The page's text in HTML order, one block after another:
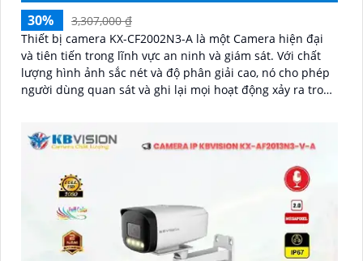
30%
3,307,000 ₫
Thiết bị camera KX-CF2002N3-A là một Camera hiện đại
và tiên tiến trong lĩnh vực an ninh và giám sát. Với chất
lượng hình ảnh sắc nét và độ phân giải cao, nó cho phép
người dùng quan sát và ghi lại mọi hoạt động xảy ra trong